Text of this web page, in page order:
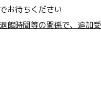
お待ちください
館時間等の関係で、追加